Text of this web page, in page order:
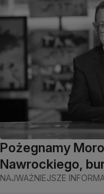
Pożegnamy
Nawrockiego,
NAJWAŻNIEJSZE